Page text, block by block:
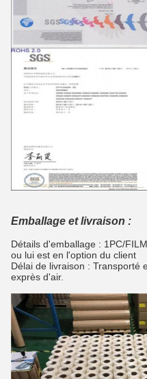
Emballage et livraison :
Détails d'emballage : 1PC/
ou lui est en l'option du client
Délai de livraison : Transporté
exprès d'air.